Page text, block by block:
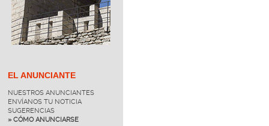
EL ANUNCIANTE
NUESTROS ANUNCIANTES
ENVÍANOS TU NOTICIA
SUGERENCIAS
» CÓMO ANUNCIARSE